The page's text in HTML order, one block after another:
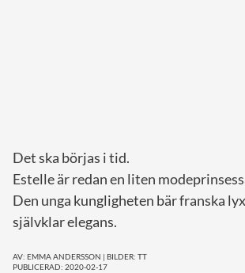
Det ska börjas i tid.
Estelle är redan en liten
Den unga kungligheten bär franska
självklar elegans.
AV: EMMA ANDERSSON | BILDER: TT
PUBLICERAD: 2020-02-17